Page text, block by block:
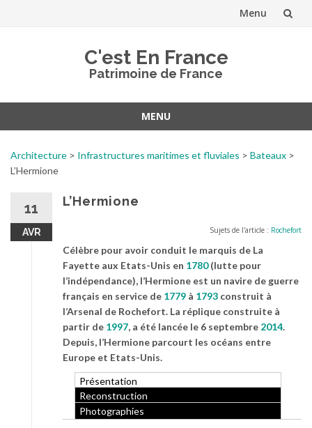
Menu
C'est En France
Patrimoine de France
MENU
contenu
Architecture > Infrastructures maritimes et fluviales > Bateaux >
L’Hermione
11
AVR
L’Hermione
Sujets de l'article : Rochefort
Célèbre pour avoir conduit le marquis de La
Fayette aux Etats-Unis en 1780(lutte pour
l’indépendance), l’Hermione est un navire de guerre
français en service de 1779 à 1793 construit à
l’Arsenal de Rochefort. La réplique construite à
partir de 1997, a été lancée le 6 septembre 2014.
Depuis, l’Hermione parcourt les océans entre
Europe et Etats-Unis.
Présentation
Reconstruction
Photographies